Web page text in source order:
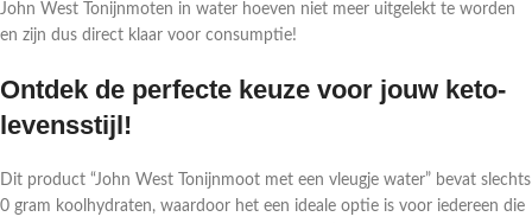
John West Tonijnmoten in water hoeven niet meer uitgelekt te worden
en zijn dus direct klaar voor consumptie!
Ontdek de perfecte keuze voor jouw keto-
levensstijl!
Dit product “John West Tonijnmoot met een vleugje water” bevat slechts
0 gram koolhydraten, waardoor het een ideale optie is voor iedereen die